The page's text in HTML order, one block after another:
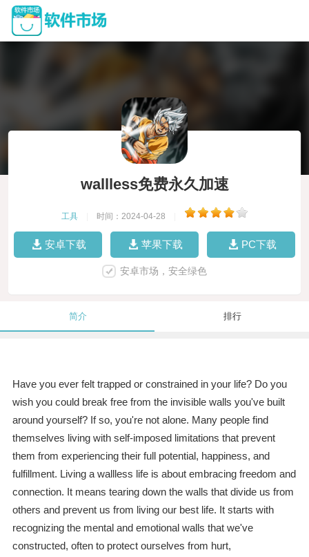
wallless免费永久加速
工具 时间：2024-04-28
安卓下载 苹果下载 PC下载
安卓市场，安全绿色
简介 排行
Have you ever felt trapped or constrained in your life? Do you
wish you could break free from the invisible walls you've built
around yourself? If so, you're not alone. Many people find
themselves living with self-imposed limitations that prevent
them from experiencing their full potential, happiness, and
fulfillment. Living a wallless life is about embracing freedom and
connection. It means tearing down the walls that divide us from
others and prevent us from living our best life. It starts with
recognizing the mental and emotional walls that we've
constructed, often to protect ourselves from hurt,